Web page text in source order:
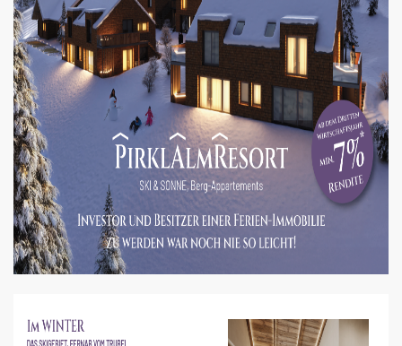
der Ski-Weltcup Ort
PLANAIBLICK